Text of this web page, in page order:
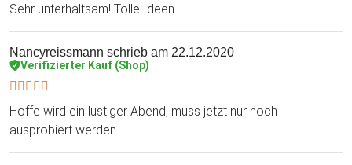
Sehr unterhaltsam! Tolle Ideen.
Nancyreissmann schrieb am 22.12.2020
Verifizierter Kauf (Shop)
Hoffe wird ein lustiger Abend, muss jetzt nur noch
ausprobiert werden